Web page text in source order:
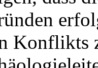
Konflikts